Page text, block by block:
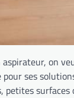
on
ses
petites